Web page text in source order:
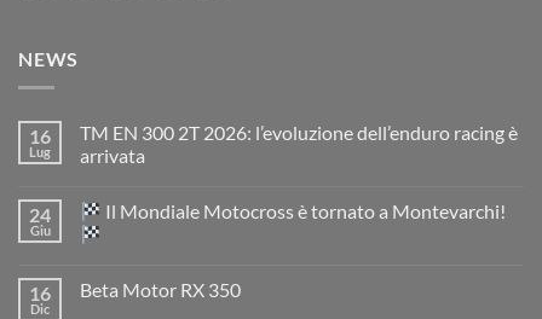
NEWS
16
Lug
TM EN 300 2T 2026: l’evoluzione dell’enduro racing è
arrivata
su
TM
EN
2026:
24
Giu
Il Mondiale Motocross è tornato a Montevarchi!
su
16
Dic
Beta Motor RX 350